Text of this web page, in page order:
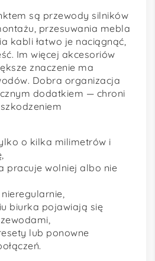
są przewody silników
przesuwania mebla
kabli łatwo je naciągnąć,
Im więcej akcesoriów
znaczenie ma
Dobra organizacja
dodatkiem — chroni
o kilka milimetrów i
pracuje wolniej albo nie
biurka pojawiają się
lub ponowne